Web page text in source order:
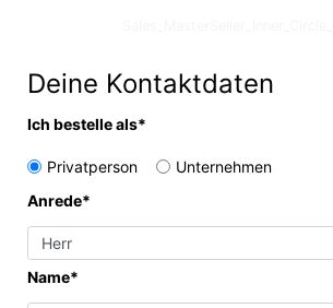
Deine Kontaktdaten
Ich bestelle als*
Privatperson
Unternehmen
Anrede*
Name*